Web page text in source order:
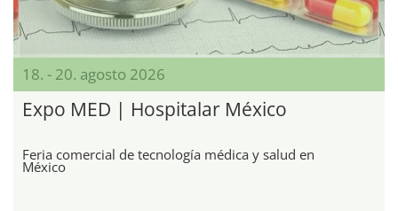
18. - 20. agosto 2026
Expo MED | Hospitalar México
Feria comercial de tecnología médica y salud en
México